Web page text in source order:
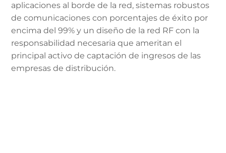
aplicaciones al borde de la red, sistemas robustos
de comunicaciones con porcentajes de éxito por
encima del 99% y un diseño de la red RF con la
responsabilidad necesaria que ameritan el
principal activo de captación de ingresos de las
empresas de distribución.